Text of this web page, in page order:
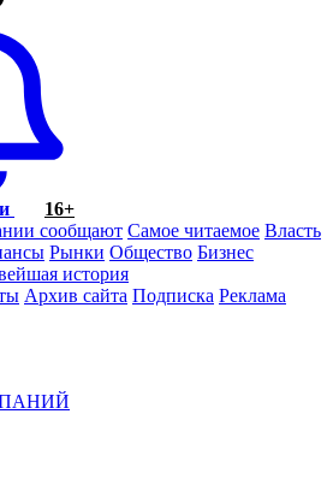
16+
сообщают Самое читаемое Власть
Рынки Общество Бизнес
история
Архив сайта Подписка Реклама